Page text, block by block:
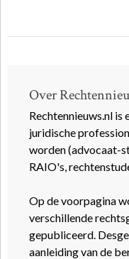
Over
Rechtennieuws.nl
juridische
worden (advocaat-
RAIO's,
Op de voorpagina
verschillende
gepubliceerd.
aanleiding van de